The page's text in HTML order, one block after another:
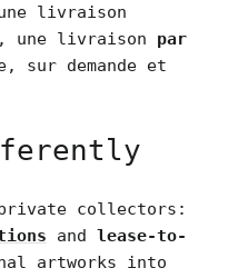
livraison
une livraison par
sur demande et
private collectors:
and lease-to-
artworks into